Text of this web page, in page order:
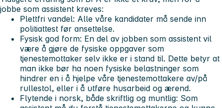
jobbe som assistent kreves:
Plettfri vandel: Alle våre kandidater må sende inn
politiattest før ansettelse.
Fysisk god form: En del av jobben som assistent vil
være å gjøre de fysiske oppgaver som
tjenestemottaker selv ikke er i stand til. Dette betyr at
man ikke bør ha noen fysiske belastninger som
hindrer en i å hjelpe våre tjenestemottakere av/på
rullestol, eller i å utføre husarbeid og ærend.
Flytende i norsk, både skriftlig og muntlig: Som